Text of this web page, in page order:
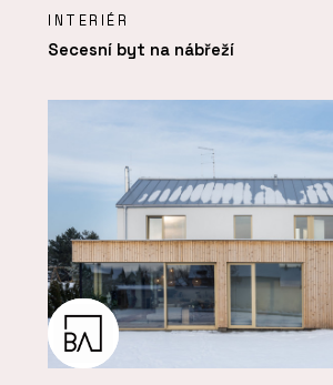
INTERIÉR
Secesní byt na nábřeží